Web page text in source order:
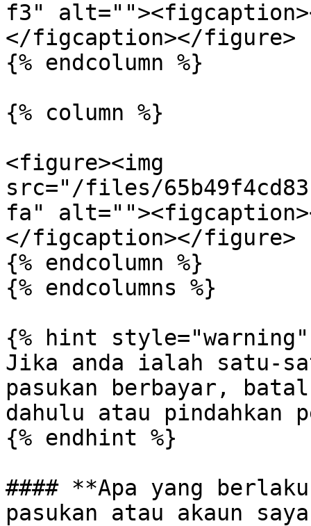
f3"
</figcaption></figure>
{% endcolumn %}
{% column %}
<figure><img
src="/files/
fa"
</figcaption></figure>
{% endcolumn %}
{% endcolumns %}
{% hint style="warning"
Jika anda ialah satu-
pasukan berbayar,
dahulu atau
{% endhint %}
#### **Apa yang
pasukan atau akaun